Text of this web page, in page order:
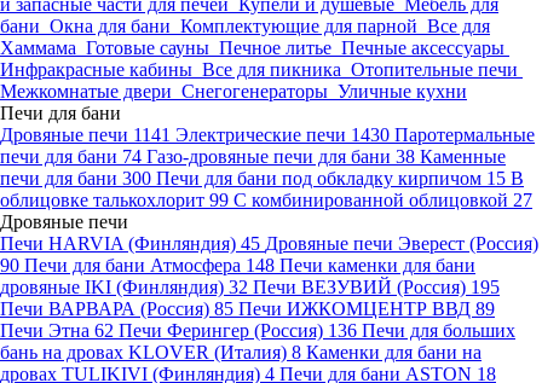
и запасные части для печей Купели и душевые Мебель для
бани Окна для бани Комплектующие для парной Все для
Хаммама Готовые сауны Печное литье Печные аксессуары
Инфракрасные кабины Все для пикника Отопительные печи
Межкомнатые двери Снегогенераторы Уличные кухни
Печи для бани
Дровяные печи 1141 Электрические печи 1430 Паротермальные
печи для бани 74 Газо-дровяные печи для бани 38 Каменные
печи для бани 300 Печи для бани под обкладку кирпичом 15 В
облицовке талькохлорит 99 С комбинированной облицовкой 27
Дровяные печи
Печи HARVIA (Финляндия) 45 Дровяные печи Эверест (Россия)
90 Печи для бани Атмосфера 148 Печи каменки для бани
дровяные IKI (Финляндия) 32 Печи ВЕЗУВИЙ (Россия) 195
Печи ВАРВАРА (Россия) 85 Печи ИЖКОМЦЕНТР ВВД 89
Печи Этна 62 Печи Ферингер (Россия) 136 Печи для больших
бань на дровах KLOVER (Италия) 8 Каменки для бани на
дровах TULIKIVI (Финляндия) 4 Печи для бани ASTON 18